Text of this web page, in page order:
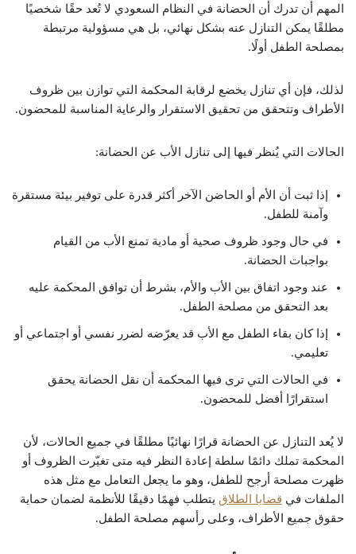
المهم أن تدرك أن الحضانة في النظام السعودي لا تُعد حقًا شخصيًا
مطلقًا يمكن التنازل عنه بشكل نهائي، بل هي مسؤولية مرتبطة
بمصلحة الطفل أولًا.
لذلك، فإن أي تنازل يخضع لرقابة المحكمة التي توازن بين ظروف
الأطراف وتتحقق من تحقيق الاستقرار والرعاية المناسبة للمحضون.
الحالات التي يُنظر فيها إلى تنازل الأب عن الحضانة:
إذا ثبت أن الأم أو الحاضن الآخر أكثر قدرة على توفير بيئة مستقرة
وآمنة للطفل.
في حال وجود ظروف صحية أو مادية تمنع الأب من القيام
بواجبات الحضانة.
عند وجود اتفاق بين الأب والأم، بشرط أن توافق المحكمة عليه
بعد التحقق من مصلحة الطفل.
إذا كان بقاء الطفل مع الأب قد يعرّضه لضرر نفسي أو اجتماعي أو
تعليمي.
في الحالات التي ترى فيها المحكمة أن نقل الحضانة يحقق
استقرارًا أفضل للمحضون.
لا يُعد التنازل عن الحضانة قرارًا نهائيًا مطلقًا في جميع الحالات، لأن
المحكمة تملك دائمًا سلطة إعادة النظر فيه متى تغيّرت الظروف أو
ظهرت مصلحة أرجح للطفل، وهو ما يجعل التعامل مع مثل هذه
الملفات في قضايا الطلاق يتطلب فهمًا دقيقًا للأنظمة لضمان حماية
حقوق جميع الأطراف، وعلى رأسهم مصلحة الطفل.